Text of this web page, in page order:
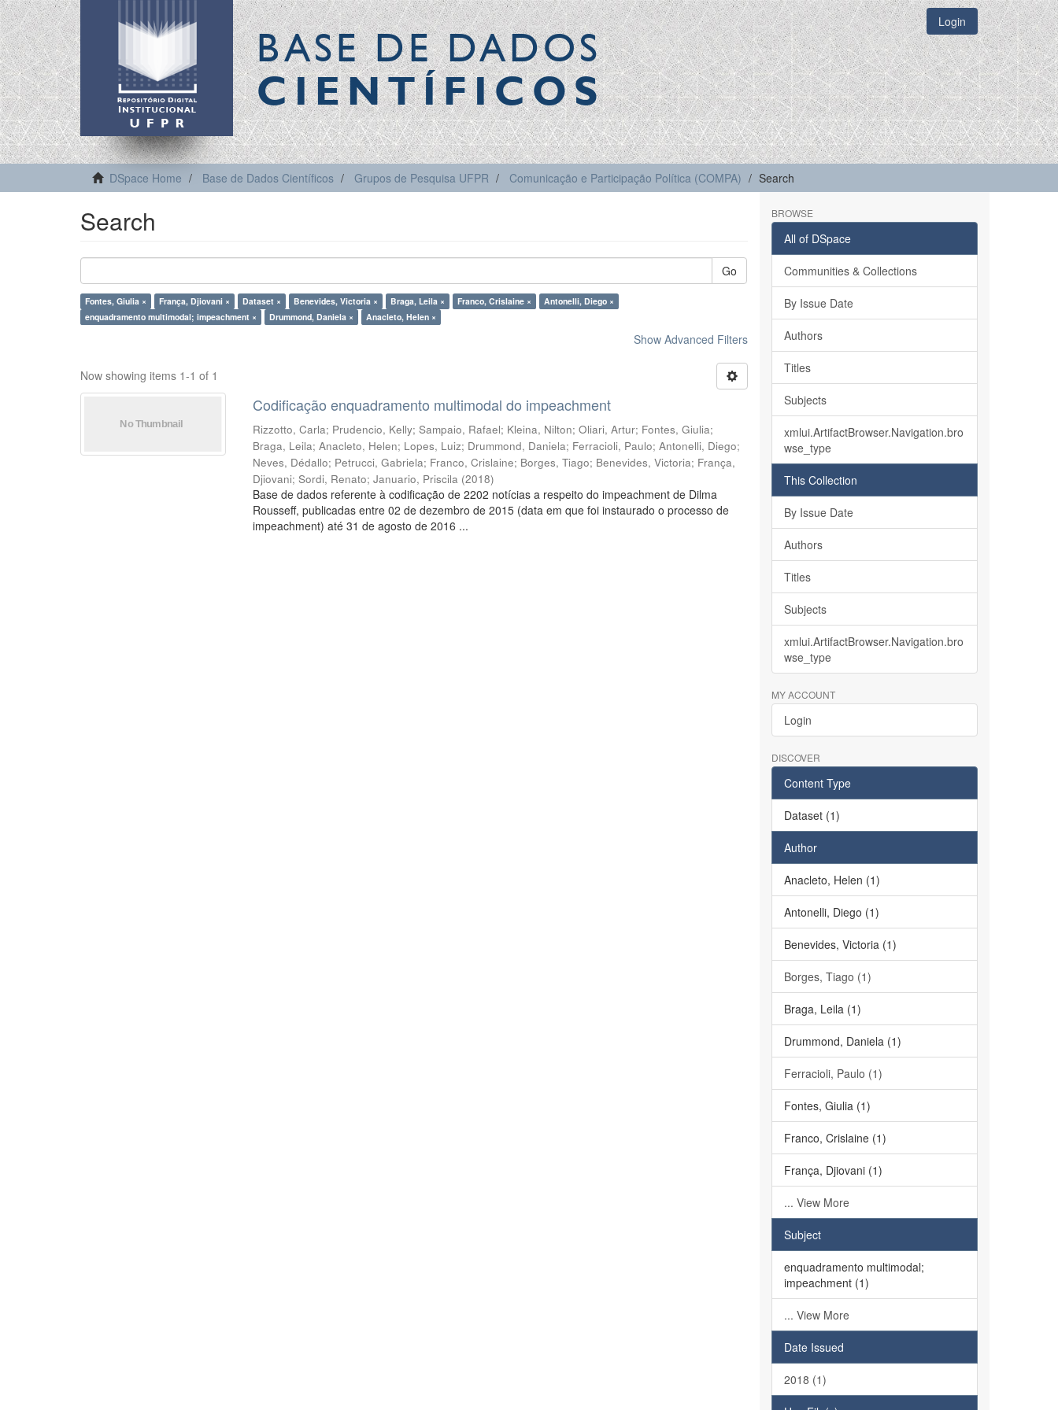
BASE DE DADOS
CIENTÍFICOS
Login
DSpace Home Base de Dados Científicos Grupos de Pesquisa UFPR Comunicação e Participação Política (COMPA) Search
Search
Go
Fontes, Giulia × França, Djiovani × Dataset × Benevides, Victoria × Braga, Leila × Franco, Crislaine ×
Antonelli, Diego ×
enquadramento multimodal; impeachment ×
Drummond, Daniela × Anacleto, Helen ×
Show Advanced Filters
Now showing items 1-1 of 1
Codificação enquadramento multimodal do impeachment
Rizzotto, Carla; Prudencio, Kelly;Sampaio, Rafael; Kleina, Nilton;Oliari, Artur; Fontes, Giulia;
Braga, Leila;Anacleto, Helen; Lopes, Luiz; Drummond, Daniela; Ferracioli, Paulo;Antonelli, Diego;
Neves, Dédallo; Petrucci, Gabriela; Franco, Crislaine; Borges, Tiago; Benevides, Victoria; França,
Djiovani;Sordi, Renato;Januario, Priscila (2018)
Base de dados referente à codificação de 2202 notícias a respeito do impeachment de Dilma
Rousseff, publicadas entre 02 de dezembro de 2015 (data em que foi instaurado o processo de
impeachment) até 31 de agosto de 2016 ...
BROWSE
All of DSpace
Communities & Collections
By Issue Date
Authors
Titles
Subjects
xmlui.ArtifactBrowser.Navigation.bro
wse_type
This Collection
By Issue Date
Authors
Titles
Subjects
xmlui.ArtifactBrowser.Navigation.bro
wse_type
MY ACCOUNT
Login
DISCOVER
Content Type
Dataset (1)
Author
Anacleto, Helen (1)
Antonelli, Diego (1)
Benevides, Victoria (1)
Borges, Tiago (1)
Braga, Leila (1)
Drummond, Daniela (1)
Ferracioli, Paulo (1)
Fontes, Giulia (1)
Franco, Crislaine (1)
França, Djiovani (1)
... View More
Subject
enquadramento multimodal;
impeachment (1)
... View More
Date Issued
2018 (1)